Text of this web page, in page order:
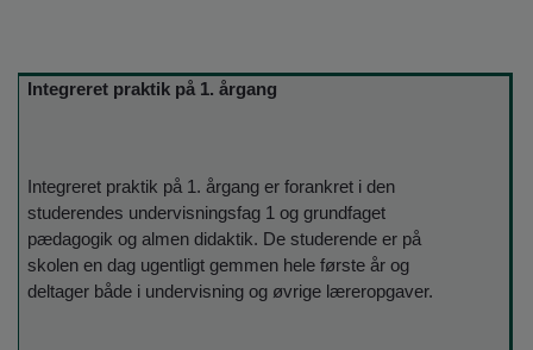
Integreret praktik på 1. årgang
Integreret praktik på 1. årgang er forankret i den
studerendes undervisningsfag 1 og grundfaget
pædagogik og almen didaktik. De studerende er på
skolen en dag ugentligt gemmen hele første år og
deltager både i undervisning og øvrige læreropgaver.